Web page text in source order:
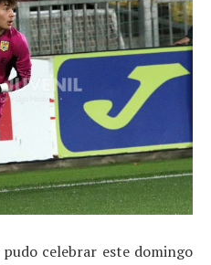
pudo celebrar este domingo